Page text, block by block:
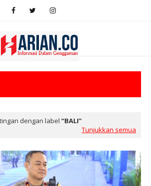
dengan label
BALI
Tunjukkan semua